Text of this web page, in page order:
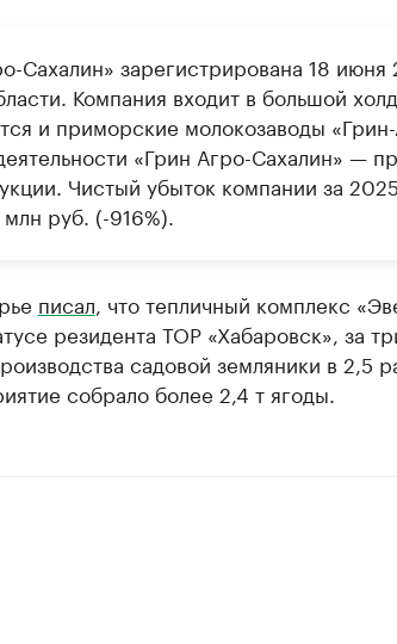
Сахалин» зарегистрирована 18 июня
Компания входит в большой
и приморские молокозаводы «Грин-
«Грин Агро-Сахалин» —
Чистый убыток компании за
руб. (-916%).
писал , что тепличный комплекс
резидента ТОР «Хабаровск», за
садовой земляники в 2,5
собрало более 2,4 т ягоды.